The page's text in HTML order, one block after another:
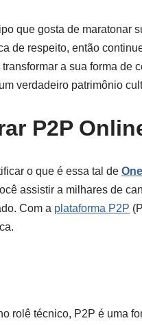
que gosta de maratonar
de respeito, então
a sua forma de
verdadeiro patrimônio
P2P
o que é essa tal de
assistir a milhares de
Com a plataforma P2P
rolê técnico, P2P é uma